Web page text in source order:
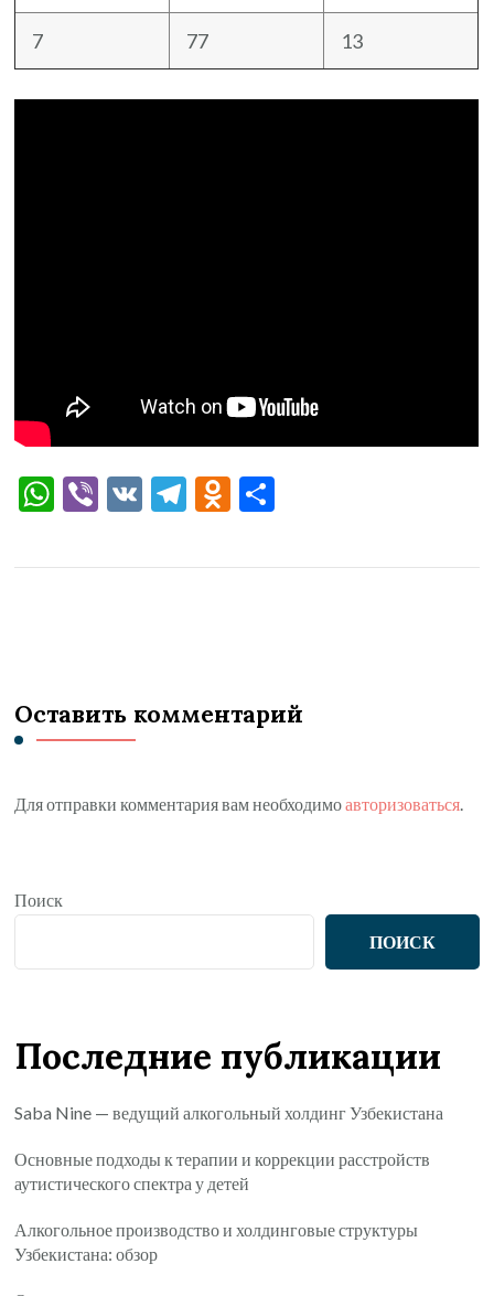
7 77 13
WhatsApp
Viber
VK Telegram
Odnoklassniki
Оставить комментарий
Для отправки комментария вам необходимоавторизоваться.
Поиск
ПОИСК
Последние публикации
Saba Nine — ведущий алкогольный холдинг Узбекистана
Основные подходы к терапии и коррекции расстройств
аутистического спектра у детей
Алкогольное производство и холдинговые структуры
Узбекистана: обзор